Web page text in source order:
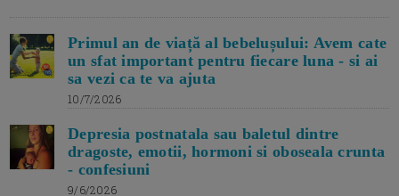
Primul an de viață al bebelușului: Avem cate
un sfat important pentru fiecare luna - si ai
sa vezi ca te va ajuta
10/7/2026
Depresia postnatala sau baletul dintre
dragoste, emotii, hormoni si oboseala crunta
- confesiuni
9/6/2026